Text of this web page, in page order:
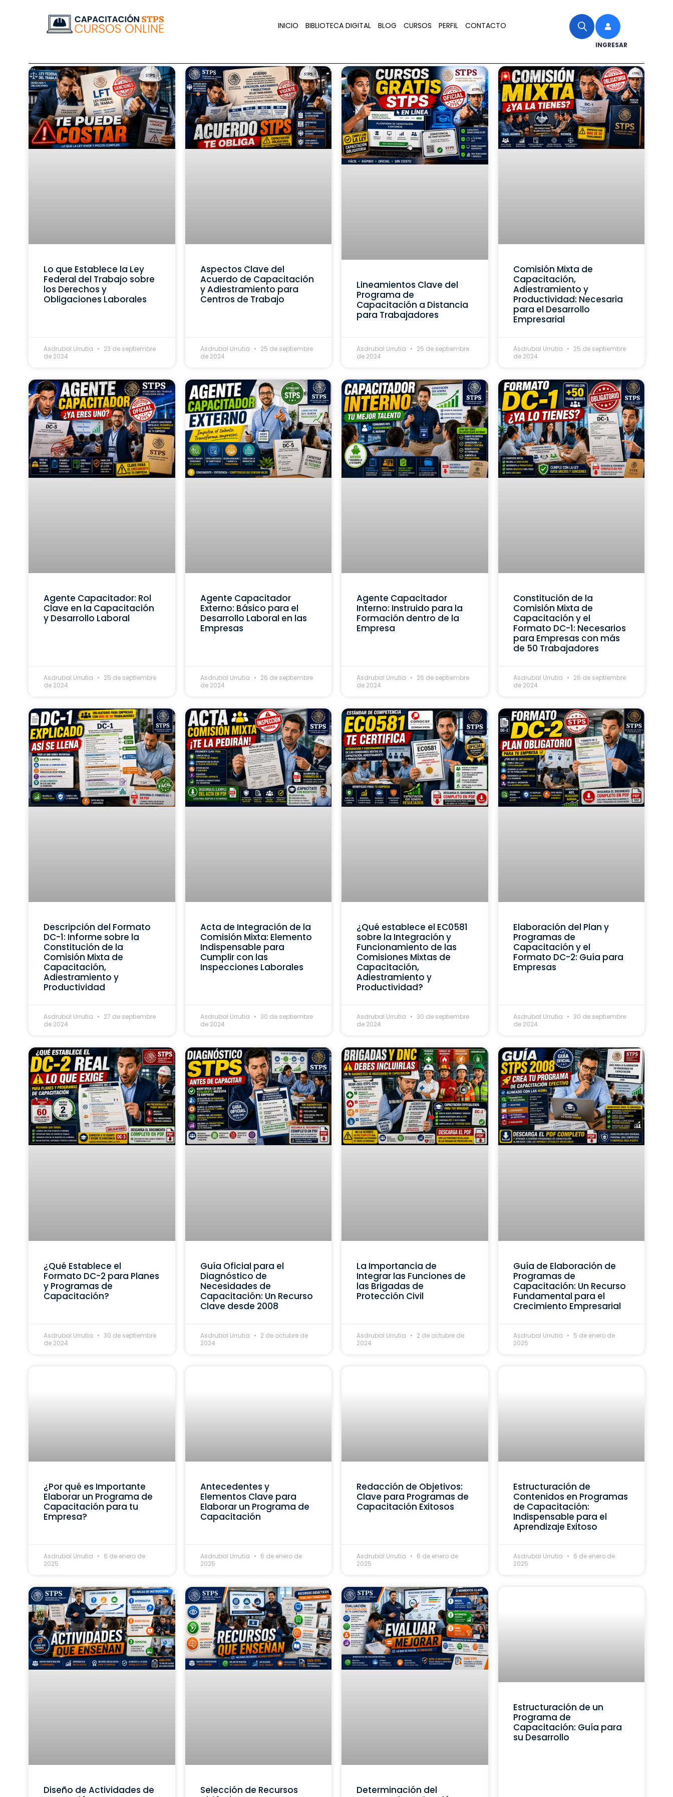
INICIO BIBLIOTECA DIGITAL BLOG CURSOS PERFIL CONTACTO
INGRESAR
Lo que Establece la Ley
Federal del Trabajo sobre
los Derechos y
Obligaciones Laborales
Asdrubal Urrutia
23 de septiembre
de 2024
Aspectos Clave del
Acuerdo de Capacitación
y Adiestramiento para
Centros de Trabajo
Asdrubal Urrutia
25 de septiembre
de 2024
Lineamientos Clave del
Programa de
Capacitación a Distancia
para Trabajadores
Asdrubal Urrutia
25 de septiembre
de 2024
Comisión Mixta de
Capacitación,
Adiestramiento y
Productividad: Necesaria
para el Desarrollo
Empresarial
Asdrubal Urrutia
25 de septiembre
de 2024
Agente Capacitador: Rol
Clave en la Capacitación
y Desarrollo Laboral
Asdrubal Urrutia
25 de septiembre
de 2024
Agente Capacitador
Externo: Básico para el
Desarrollo Laboral en las
Empresas
Asdrubal Urrutia
26 de septiembre
de 2024
Agente Capacitador
Interno: Instruido para la
Formación dentro de la
Empresa
Asdrubal Urrutia
26 de septiembre
de 2024
Constitución de la
Comisión Mixta de
Capacitación y el
Formato DC-1: Necesarios
para Empresas con más
de 50 Trabajadores
Asdrubal Urrutia
26 de septiembre
de 2024
Descripción del Formato
DC-1: Informe sobre la
Constitución de la
Comisión Mixta de
Capacitación,
Adiestramiento y
Productividad
Asdrubal Urrutia
27 de septiembre
de 2024
Acta de Integración de la
Comisión Mixta: Elemento
Indispensable para
Cumplir con las
Inspecciones Laborales
Asdrubal Urrutia
30 de septiembre
de 2024
¿Qué establece el EC0581
sobre la Integración y
Funcionamiento de las
Comisiones Mixtas de
Capacitación,
Adiestramiento y
Productividad?
Asdrubal Urrutia
30 de septiembre
de 2024
Elaboración del Plan y
Programas de
Capacitación y el
Formato DC-2: Guía para
Empresas
Asdrubal Urrutia
30 de septiembre
de 2024
¿Qué Establece el
Formato DC-2 para Planes
y Programas de
Capacitación?
Asdrubal Urrutia
30 de septiembre
de 2024
Guía Oficial para el
Diagnóstico de
Necesidades de
Capacitación: Un Recurso
Clave desde 2008
Asdrubal Urrutia
2 de octubre de
2024
La Importancia de
Integrar las Funciones de
las Brigadas de
Protección Civil
Asdrubal Urrutia
2 de octubre de
2024
Guía de Elaboración de
Programas de
Capacitación: Un Recurso
Fundamental para el
Crecimiento Empresarial
Asdrubal Urrutia
5 de enero de
2025
¿Por qué es Importante
Elaborar un Programa de
Capacitación para tu
Empresa?
Asdrubal Urrutia
6 de enero de
2025
Antecedentes y
Elementos Clave para
Elaborar un Programa de
Capacitación
Asdrubal Urrutia
6 de enero de
2025
Redacción de Objetivos:
Clave para Programas de
Capacitación Exitosos
Asdrubal Urrutia
6 de enero de
2025
Estructuración de
Contenidos en Programas
de Capacitación:
Indispensable para el
Aprendizaje Exitoso
Asdrubal Urrutia
6 de enero de
2025
Diseño de Actividades de
Selección de Recursos
Determinación del
Estructuración de un
Programa de
Capacitación: Guía para
su Desarrollo